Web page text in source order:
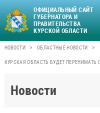
ОФИЦИАЛЬНЫЙ САЙТ
ГУБЕРНАТОРА И
ПРАВИТЕЛЬСТВА
КУРСКОЙ ОБЛАСТИ
НОВОСТИ > ОБЛАСТНЫЕ НОВОСТИ >
КУРСКАЯ ОБЛАСТЬ БУДЕТ
Новости